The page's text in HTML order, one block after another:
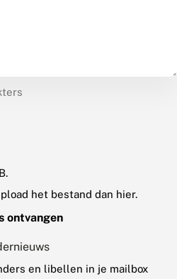
het bestand dan hier.
ontvangen
en libellen in je mailbox